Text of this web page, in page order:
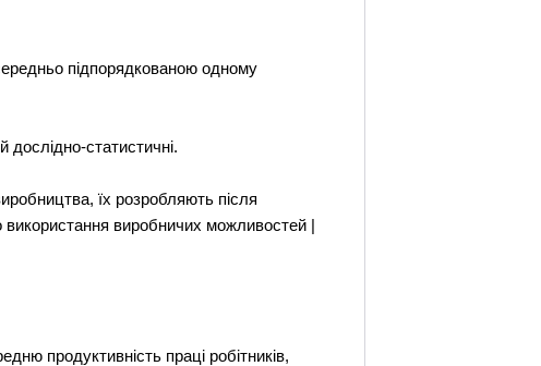
підпорядкованою одному
дослідно-статистичні.
їх розробляють після
використання виробничих можливостей |
продуктивність праці робітників,